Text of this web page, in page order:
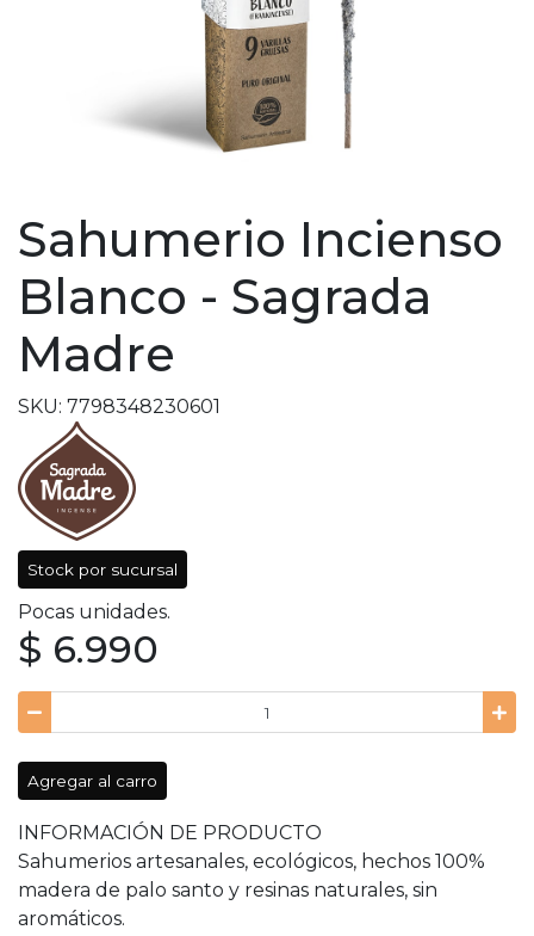
Sahumerio Incienso
Blanco - Sagrada
Madre
SKU: 7798348230601
Stock por sucursal
Pocas unidades.
$ 6.990
Agregar al carro
INFORMACIÓN DE PRODUCTO
Sahumerios artesanales, ecológicos, hechos 100%
madera de palo santo y resinas naturales, sin
aromáticos.